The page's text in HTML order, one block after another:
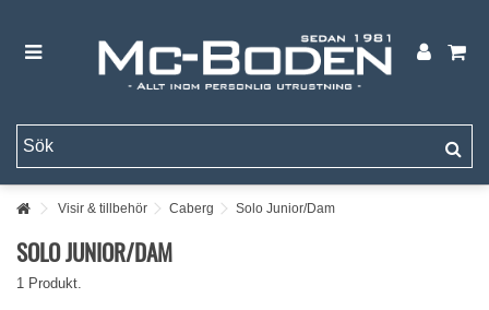
Visir & tillbehör Caberg Solo Junior/Dam
SOLO JUNIOR/DAM
1 Produkt.